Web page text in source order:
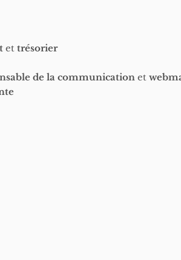
et trésorier
de la communication et